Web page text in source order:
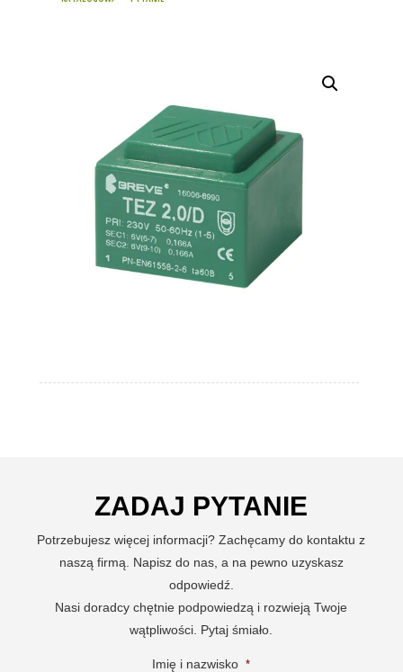
ZADAJ PYTANIE
Potrzebujesz więcej informacji? Zachęcamy do kontaktu z
naszą firmą. Napisz do nas, a na pewno uzyskasz
odpowiedź.
Nasi doradcy chętnie podpowiedzą i rozwieją Twoje
wątpliwości. Pytaj śmiało.
Imię i nazwisko *